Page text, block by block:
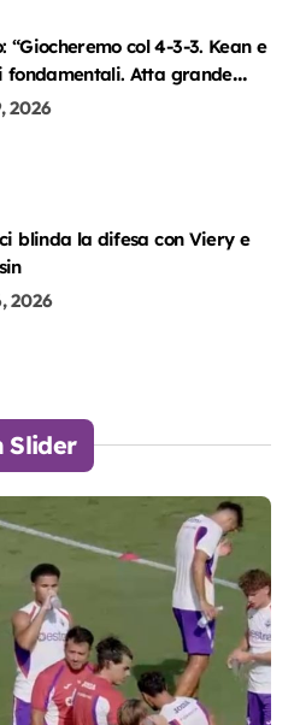
“Giocheremo col 4-3-3. Kean e
fondamentali. Atta grande
2026
blinda la difesa con Viery e
2026
Slider